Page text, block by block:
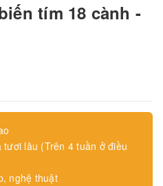
tím 18 cành -
lâu (Trên 4 tuần ở điều
nghệ thuật